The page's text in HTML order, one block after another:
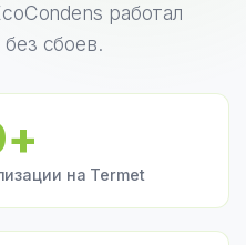
работал
сбоев.
на Termet